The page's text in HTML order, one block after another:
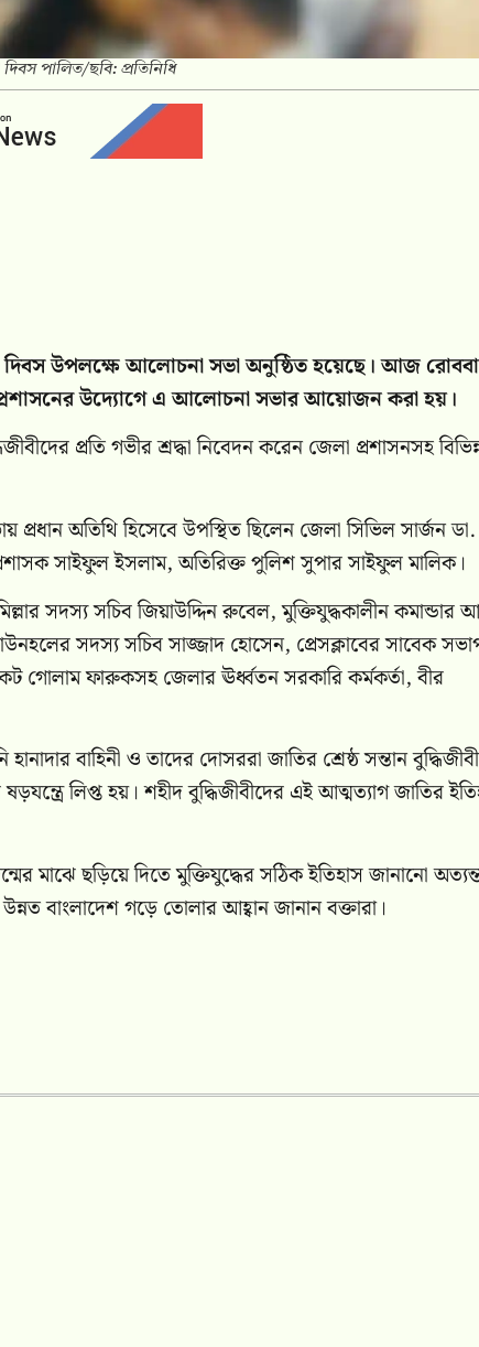
দিবস পালিত/ছবি: প্রতিনিধি
দিবস উপলক্ষে আলোচনা সভা অনুষ্ঠিত হয়েছে। আজ
উদ্যোগে এ আলোচনা সভার আয়োজন করা হয়।
প্রতি গভীর শ্রদ্ধা নিবেদন করেন জেলা প্রশাসনসহ
অতিথি হিসেবে উপস্থিত ছিলেন জেলা সিভিল সার্জন
সাইফুল ইসলাম, অতিরিক্ত পুলিশ সুপার সাইফুল মালিক।
সদস্য সচিব জিয়াউদ্দিন রুবেল, মুক্তিযুদ্ধকালীন কমান্ডার
সদস্য সচিব সাজ্জাদ হোসেন, প্রেসক্লাবের সাবেক
গোলাম ফারুকসহ জেলার ঊর্ধ্বতন সরকারি কর্মকর্তা, বীর
বাহিনী ও তাদের দোসররা জাতির শ্রেষ্ঠ সন্তান
লিপ্ত হয়। শহীদ বুদ্ধিজীবীদের এই আত্মত্যাগ জাতির
মাঝে ছড়িয়ে দিতে মুক্তিযুদ্ধের সঠিক ইতিহাস জানানো
বাংলাদেশ গড়ে তোলার আহ্বান জানান বক্তারা।